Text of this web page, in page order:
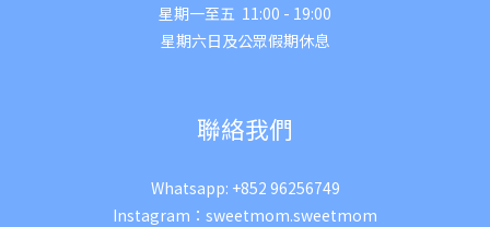
星期一至五 11:00 - 19:00
星期六日及公眾假期休息
聯絡我們
Whatsapp: +852 96256749
Instagram： sweetmom.sweetmom